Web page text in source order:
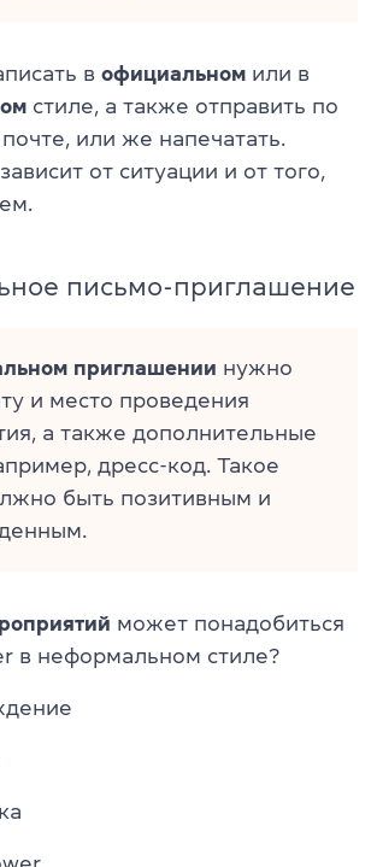
в официальном или в
стиле, а также отправить по
или же напечатать.
от ситуации и от того,
письмо-приглашение
приглашении нужно
и место проведения
а также дополнительные
дресс-код. Такое
быть позитивным и
может понадобиться
в неформальном стиле?